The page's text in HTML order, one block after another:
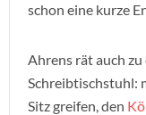
schon eine kurze
Ahrens rät auch
Schreibtischstuhl:
Sitz greifen, den